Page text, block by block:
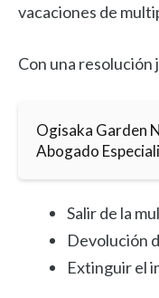
vacaciones de
Con una
Ogisaka Garden
Abogado
Salir de la
Devolución
Extinguir el